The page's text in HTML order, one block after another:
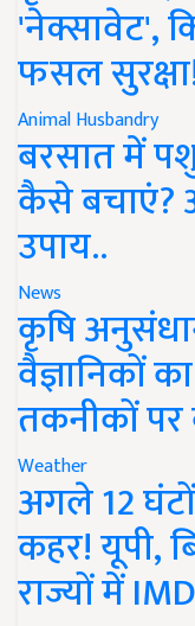
'नेक्सावेट',
फसल
Animal Husbandry
बरसात में
कैसे बचाएं?
उपाय..
News
कृषि
वैज्ञानिकों
तकनीकों पर
Weather
अगले 12
कहर! यूपी,
राज्यों में